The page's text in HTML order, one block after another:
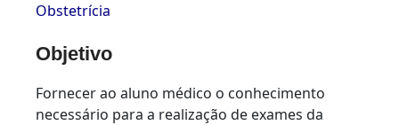
Obstetrícia
Objetivo
Fornecer ao aluno médico o conhecimento
necessário para a realização de exames da